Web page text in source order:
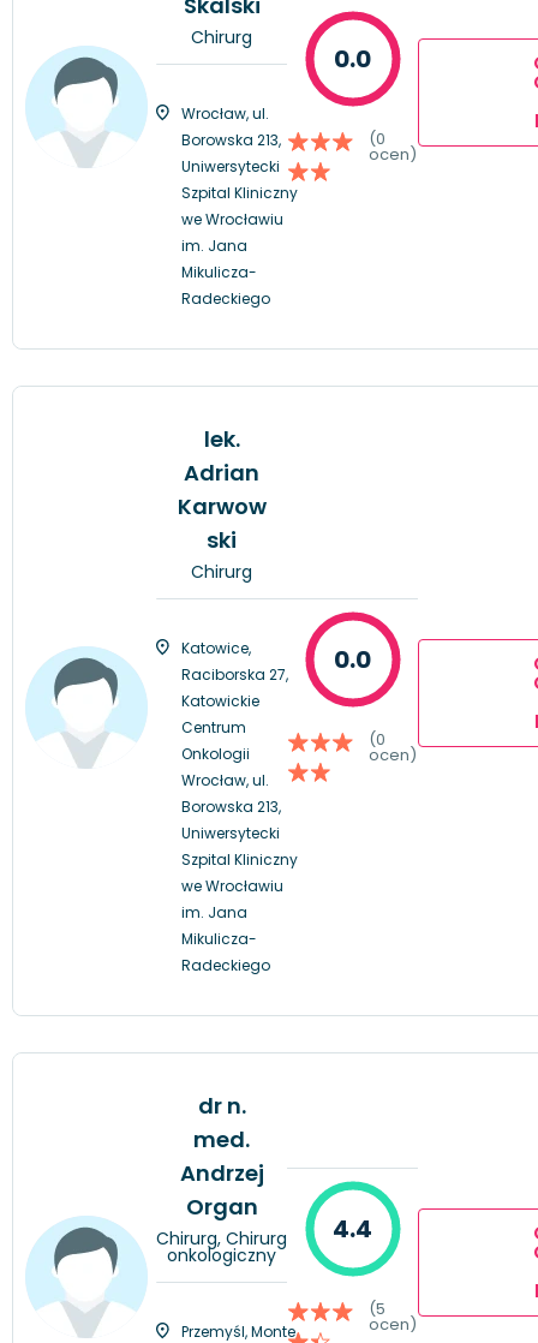
Chirurg
Wrocław, ul.
Borowska 213,
Uniwersytecki
Szpital Kliniczny
we Wrocławiu
im. Jana
Mikulicza-
Radeckiego
0.0
(0
ocen)
lek.
Adrian
Karwow
ski
Chirurg
Katowice,
Raciborska 27,
Katowickie
Centrum
Onkologii
Wrocław, ul.
Borowska 213,
Uniwersytecki
Szpital Kliniczny
we Wrocławiu
im. Jana
Mikulicza-
Radeckiego
0.0
(0
ocen)
dr n.
med.
Andrzej
Organ
Chirurg, Chirurg
onkologiczny
Przemyśl, Monte
4.4
(5
ocen)